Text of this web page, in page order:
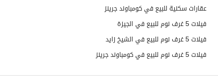
عقارات سكنية للبيع في كومباوند جرينز
فيلات 5 غرف نوم للبيع في الجيزة
فيلات 5 غرف نوم للبيع في الشيخ زايد
فيلات 5 غرف نوم للبيع في كومباوند جرينز